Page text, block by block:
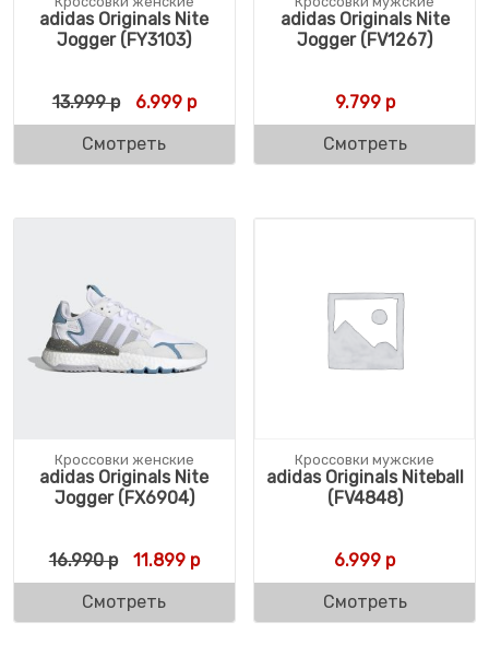
adidas Originals Nite
Jogger (FY3103)
13.999р Первоначальная цена составляла 13.999
6.999рТекущая цена: 6.999 р.
Смотреть
adidas Originals Nite
Jogger (FV1267)
9.799р
Смотреть
Кроссовки женские
adidas Originals Nite
Jogger (FX6904)
16.990р Первоначальная цена составляла 16.990
11.899рТекущая цена: 11.899 р.
Смотреть
Кроссовки мужские
adidas Originals Niteball
(FV4848)
6.999 р
Смотреть